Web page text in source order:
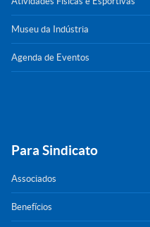
Museu da Indústria
Agenda de Eventos
Para Sindicato
Associados
Benefícios